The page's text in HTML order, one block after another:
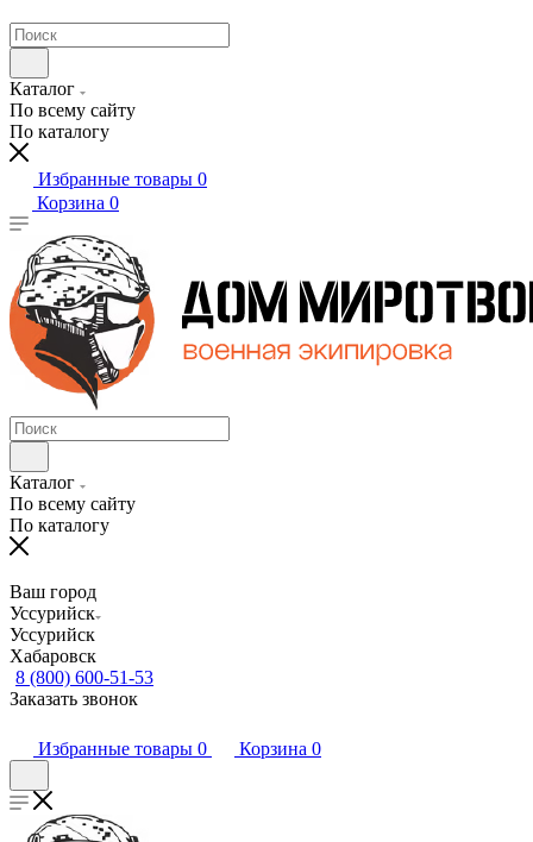
Каталог
По всему сайту
По каталогу
Избранные товары 0
Корзина 0
Каталог
По всему сайту
По каталогу
Ваш город
Уссурийск
Уссурийск
Хабаровск
8 (800) 600-51-53
Заказать звонок
Избранные товары 0 Корзина 0